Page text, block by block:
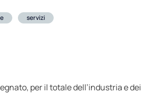
servizi
per il totale dell’industria e dei